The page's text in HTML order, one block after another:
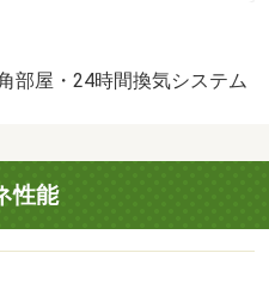
保証会社ほっと保
ス２４１，１００円／月・
初期費用のカード決済や交
・バイク置場：なし・駐輪
円
部屋・24時間換気システム
性能